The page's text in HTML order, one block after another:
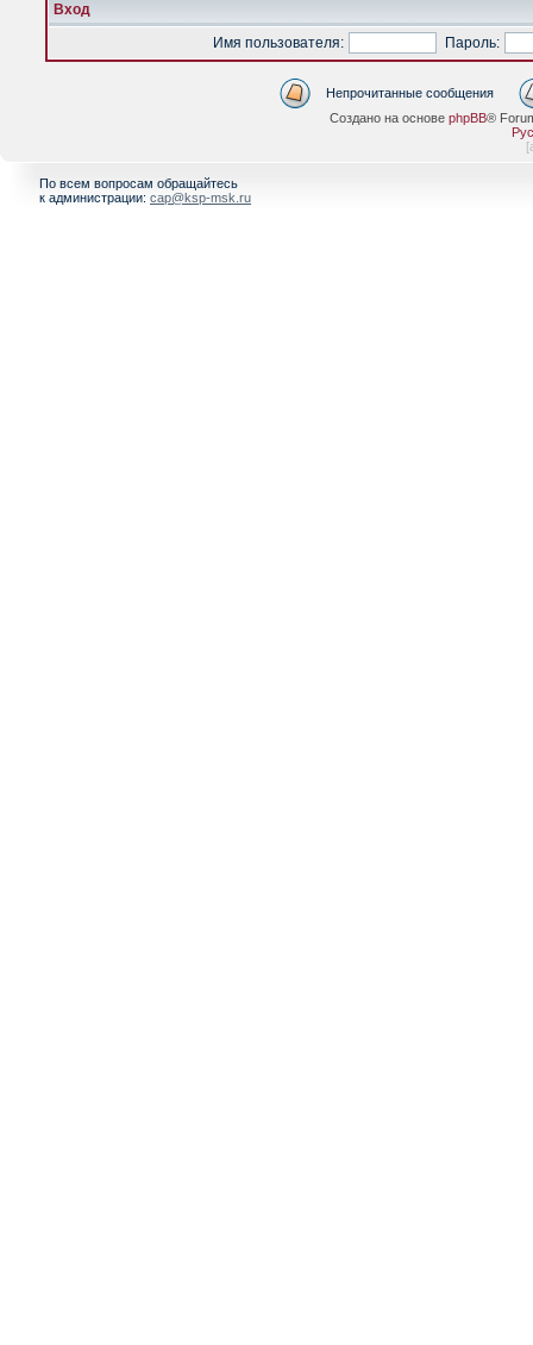
Вход
Имя пользователя:
Пароль:
Непрочитанные сообщения
Создано на основе phpBB®
[
По всем вопросам обращайтесь
к администрации: cap@ksp-msk.ru